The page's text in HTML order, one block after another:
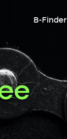
B-Finder